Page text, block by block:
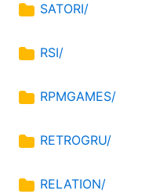
SATORI/
RSI/
RPMGAMES/
RETROGRU/
RELATION/